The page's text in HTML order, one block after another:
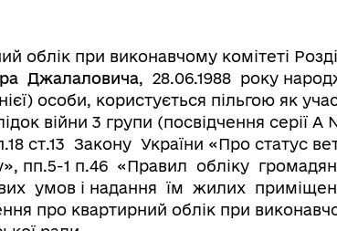
облік при виконавчому комітеті
Джалаловича, 28.06.1988 року
особи, користується пільгою як
війни 3 групи (посвідчення серії
ст.13 Закону України «Про статус
пп.5-1 п.46 «Правил обліку
умов і надання їм жилих
про квартирний облік при